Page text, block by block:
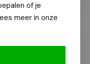
of je
meer in onze
met